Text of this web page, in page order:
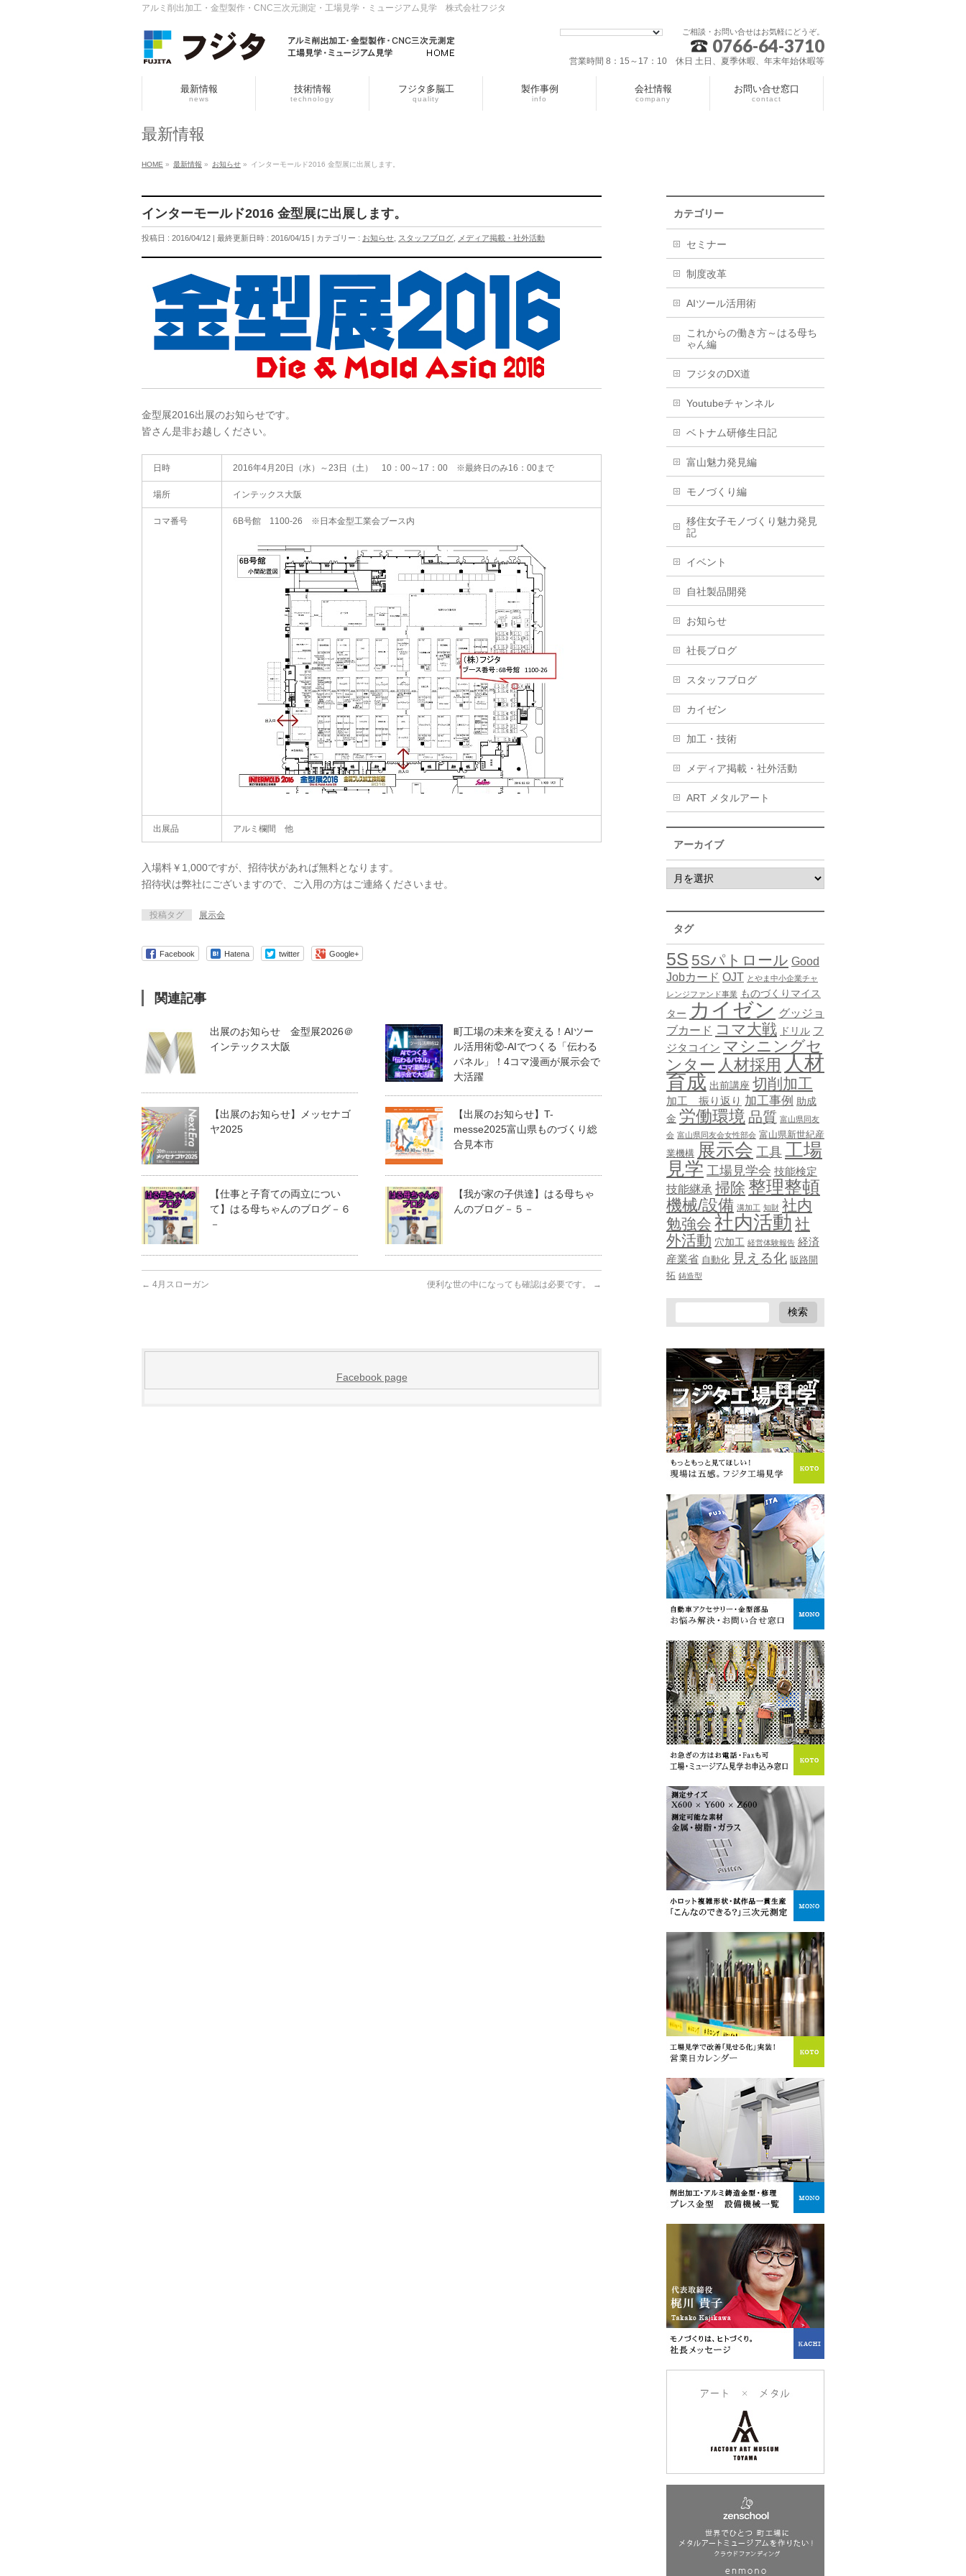
アルミ削出加工・金型製作・CNC三次元測定・工場見学・ミュージアム見学 株式会社フジタ
ご相談・お問い合せはお気軽にどうぞ。
0766-64-3710
営業時間 8：15～17：10 休日 土日、夏季休暇、年末年始休暇等
最新情報
news
技術情報
technology
フジタ多脳工
quality
製作事例
info
会社情報
company
お問い合せ窓口
contact
最新情報
HOME » 最新情報 » お知らせ » インターモールド2016 金型展に出展します。
インターモールド2016 金型展に出展します。
投稿日 : 2016/04/12 最終更新日時 : 2016/04/15 カテゴリー : お知らせ スタッフブログ メディア掲載・社外活動
金型展2016出展のお知らせです。
皆さん是非お越しください。
日時 2016年4月20日（水）～23日（土） 10：00～17：00 ※最終日のみ16：00まで
場所 インテックス大阪
コマ番号 6B号館 1100-26 ※日本金型工業会ブース内
出展品 アルミ欄間 他
入場料￥1,000ですが、招待状があれば無料となります。
招待状は弊社にございますので、ご入用の方はご連絡くださいませ。
投稿タグ 展示会
Facebook Hatena twitter Google+
関連記事
出展のお知らせ 金型展2026＠
インテックス大阪
町工場の未来を変える！AIツー
ル活用術⑫-AIでつくる「伝わる
パネル」！4コマ漫画が展示会で
大活躍
【出展のお知らせ】メッセナゴ
ヤ2025
【出展のお知らせ】T-
messe2025富山県ものづくり総
合見本市
【仕事と子育ての両立につい
て】はる母ちゃんのブログ－６
－
【我が家の子供達】はる母ちゃ
んのブログ－５－
← 4月スローガン 便利な世の中になっても確認は必要です。 →
Facebook page
カテゴリー
セミナー
制度改革
AIツール活用術
これからの働き方～はる母ち
ゃん編
フジタのDX道
Youtubeチャンネル
ベトナム研修生日記
富山魅力発見編
モノづくり編
移住女子モノづくり魅力発見
記
イベント
自社製品開発
お知らせ
社長ブログ
スタッフブログ
カイゼン
加工・技術
メディア掲載・社外活動
ART メタルアート
アーカイブ
タグ
5S 5Sパトロール Good
Jobカード OJT とやま中小企業チャ
レンジファンド事業 ものづくりマイス
ター カイゼン グッジョ
ブカード コマ大戦 ドリル フ
ジタコイン マシニングセ
ンター 人材採用 人材
育成 出前講座 切削加工
加工 振り返り 加工事例 助成
金 労働環境 品質 富山県同友
会 富山県同友会女性部会 富山県新世紀産
業機構 展示会 工具 工場
見学 工場見学会 技能検定
技能継承 掃除 整理整頓
機械/設備 溝加工 知財 社内
勉強会 社内活動 社
外活動 穴加工 経営体験報告 経済
産業省 自動化 見える化 販路開
拓 鋳造型